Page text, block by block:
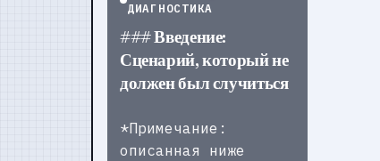
ДИАГНОСТИКА
### Введение:
Сценарий, который не
должен был случиться
*Примечание:
описанная ниже